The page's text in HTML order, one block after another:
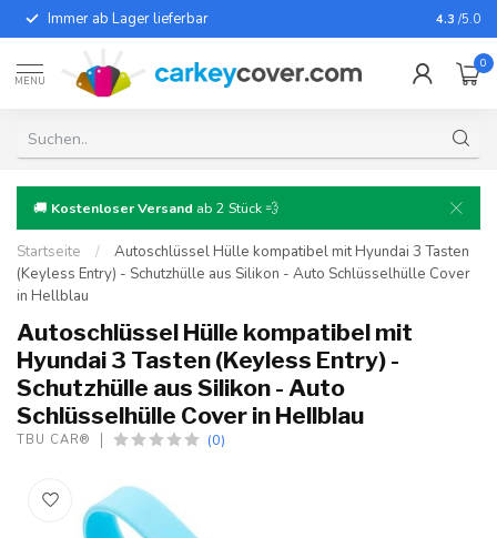
Immer ab Lager lieferbar Für fast
4.3 /5.0
MENU
0
🚚 Kostenloser Versand ab 2 Stück 💨
Startseite /
Autoschlüssel Hülle kompatibel mit Hyundai 3 Tasten
(Keyless Entry) - Schutzhülle aus Silikon - Auto Schlüsselhülle Cover
in Hellblau
Autoschlüssel Hülle kompatibel mit
Hyundai 3 Tasten (Keyless Entry) -
Schutzhülle aus Silikon - Auto
Schlüsselhülle Cover in Hellblau
TBU CAR® (0)